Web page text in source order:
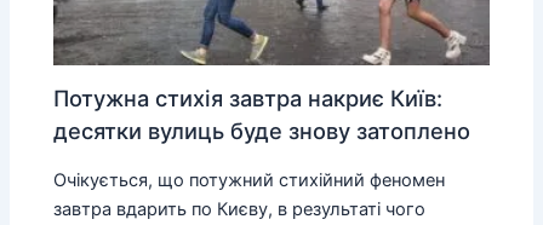
Потужна стихія завтра накриє Київ:
десятки вулиць буде знову затоплено
Очікується, що потужний стихійний феномен
завтра вдарить по Києву, в результаті чого